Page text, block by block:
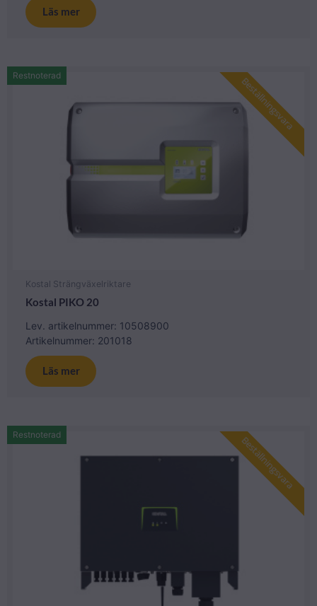
Läs mer
Beställningsvara
Kostal Strängväxelriktare
Kostal PIKO 20
Lev. artikelnummer: 10508900
Artikelnummer: 201018
Restnoterad
Läs mer
Beställningsvara
Restnoterad